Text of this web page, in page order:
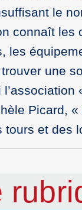
le
connaît les
les
une
Picard,
tours et des